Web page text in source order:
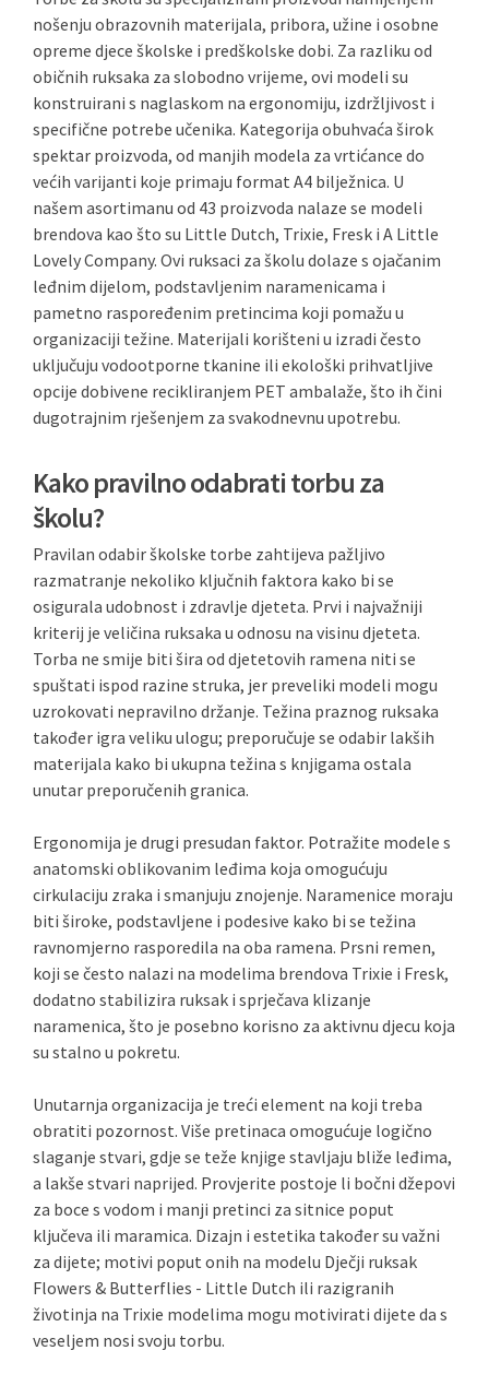
nošenju obrazovnih materijala, pribora, užine i osobne
opreme djece školske i predškolske dobi. Za razliku od
običnih ruksaka za slobodno vrijeme, ovi modeli su
konstruirani s naglaskom na ergonomiju, izdržljivost i
specifične potrebe učenika. Kategorija obuhvaća širok
spektar proizvoda, od manjih modela za vrtićance do
većih varijanti koje primaju format A4 bilježnica. U
našem asortimanu od 43 proizvoda nalaze se modeli
brendova kao što su Little Dutch, Trixie, Fresk i A Little
Lovely Company. Ovi ruksaci za školu dolaze s ojačanim
leđnim dijelom, podstavljenim naramenicama i
pametno raspoređenim pretincima koji pomažu u
organizaciji težine. Materijali korišteni u izradi često
uključuju vodootporne tkanine ili ekološki prihvatljive
opcije dobivene recikliranjem PET ambalaže, što ih čini
dugotrajnim rješenjem za svakodnevnu upotrebu.
Kako pravilno odabrati torbu za
školu?
Pravilan odabir školske torbe zahtijeva pažljivo
razmatranje nekoliko ključnih faktora kako bi se
osigurala udobnost i zdravlje djeteta. Prvi i najvažniji
kriterij je veličina ruksaka u odnosu na visinu djeteta.
Torba ne smije biti šira od djetetovih ramena niti se
spuštati ispod razine struka, jer preveliki modeli mogu
uzrokovati nepravilno držanje. Težina praznog ruksaka
također igra veliku ulogu; preporučuje se odabir lakših
materijala kako bi ukupna težina s knjigama ostala
unutar preporučenih granica.
Ergonomija je drugi presudan faktor. Potražite modele s
anatomski oblikovanim leđima koja omogućuju
cirkulaciju zraka i smanjuju znojenje. Naramenice moraju
biti široke, podstavljene i podesive kako bi se težina
ravnomjerno rasporedila na oba ramena. Prsni remen,
koji se često nalazi na modelima brendova Trixie i Fresk,
dodatno stabilizira ruksak i sprječava klizanje
naramenica, što je posebno korisno za aktivnu djecu koja
su stalno u pokretu.
Unutarnja organizacija je treći element na koji treba
obratiti pozornost. Više pretinaca omogućuje logično
slaganje stvari, gdje se teže knjige stavljaju bliže leđima,
a lakše stvari naprijed. Provjerite postoje li bočni džepovi
za boce s vodom i manji pretinci za sitnice poput
ključeva ili maramica. Dizajn i estetika također su važni
za dijete; motivi poput onih na modelu Dječji ruksak
Flowers & Butterflies - Little Dutch ili razigranih
životinja na Trixie modelima mogu motivirati dijete da s
veseljem nosi svoju torbu.